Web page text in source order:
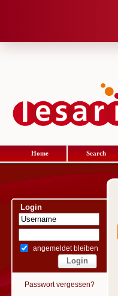
Home Search
Login
angemeldet bleiben
Passwort vergessen?